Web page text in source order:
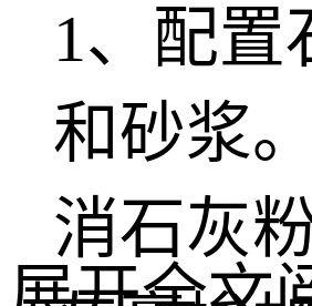
1、配置
和砂浆。
消石灰